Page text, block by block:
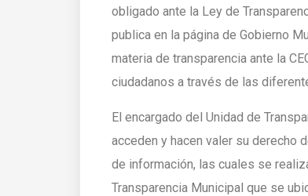
obligado ante la Ley de
publica en la página de Gobierno
materia de transparencia ante la
ciudadanos a través de las
El encargado del Unidad de
acceden y hacen valer su derecho
de información, las cuales se
Transparencia Municipal que se